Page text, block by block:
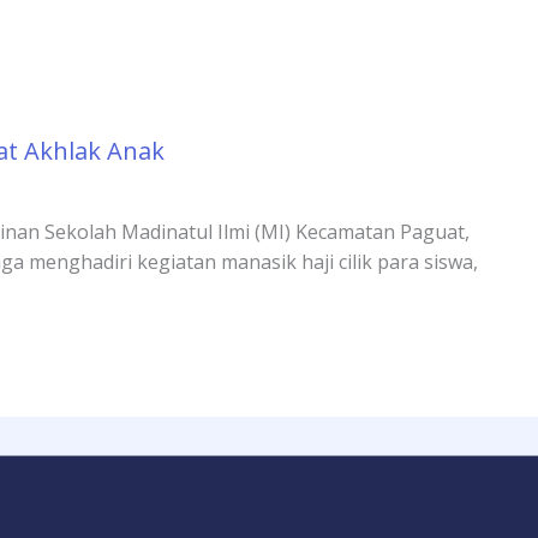
Akhlak Anak
Sekolah Madinatul Ilmi (MI) Kecamatan Paguat,
menghadiri kegiatan manasik haji cilik para siswa,